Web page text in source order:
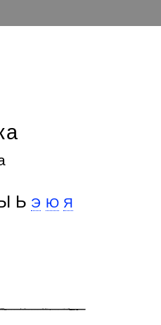
Ь Э Ю Я